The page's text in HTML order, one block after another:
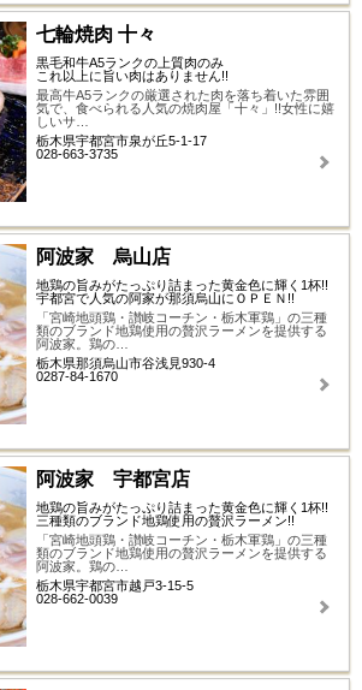
七輪焼肉 十々
黒毛和牛A5ランクの上質肉のみ
これ以上に旨い肉はありません!!
最高牛A5ランクの厳選された肉を落ち着いた雰囲
気で、食べられる人気の焼肉屋「十々」!!女性に嬉
しいサ…
栃木県宇都宮市泉が丘5-1-17
028-663-3735
阿波家 烏山店
地鶏の旨みがたっぷり詰まった黄金色に輝く1杯!!
宇都宮で人気の阿家が那須烏山にＯＰＥＮ!!
「宮崎地頭鶏・讃岐コーチン・栃木軍鶏」の三種
類のブランド地鶏使用の贅沢ラーメンを提供する
阿波家。鶏の…
栃木県那須烏山市谷浅見930-4
0287-84-1670
阿波家 宇都宮店
地鶏の旨みがたっぷり詰まった黄金色に輝く1杯!!
三種類のブランド地鶏使用の贅沢ラーメン!!
「宮崎地頭鶏・讃岐コーチン・栃木軍鶏」の三種
類のブランド地鶏使用の贅沢ラーメンを提供する
阿波家。鶏の…
栃木県宇都宮市越戸3-15-5
028-662-0039